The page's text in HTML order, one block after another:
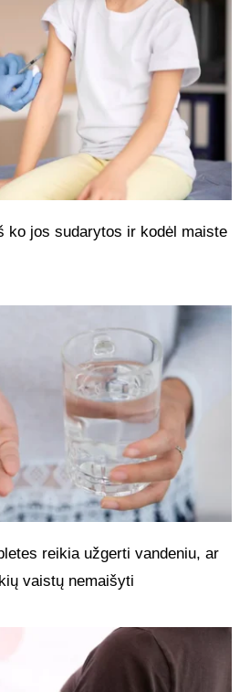
ko jos sudarytos ir kodėl maiste
reikia užgerti vandeniu, ar
vaistų nemaišyti